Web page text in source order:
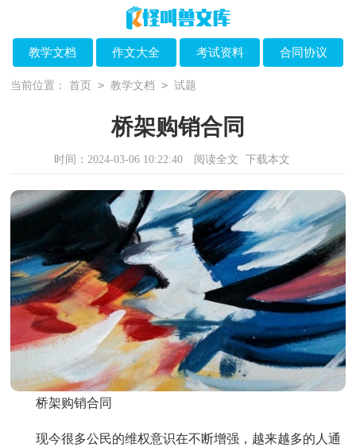
教学文档 作文大全 考试资料 合同协议
当前位置： 首页 > 教学文档 > 试题
桥架购销合同
时间：2024-03-06 10:22:40 阅读全文 下载本文
桥架购销合同
现今很多公民的维权意识在不断增强，越来越多的人通